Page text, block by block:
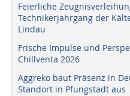
Feierliche
Technikerjahrgang der
Lindau
Frische Impulse und
Chillventa 2026
Aggreko baut Präsenz in
Standort in Pfungstadt aus